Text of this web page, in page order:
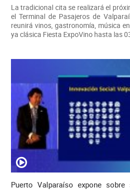
La tradicional cita se realizará el
el Terminal de Pasajeros de
reunirá vinos, gastronomía, música
ya clásica Fiesta ExpoVino hasta las
Puerto Valparaíso expone